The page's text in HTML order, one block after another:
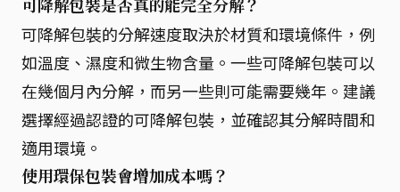
可降解包裝是否真的能完全分解？
可降解包裝的分解速度取決於材質和環境條件，例
如溫度、濕度和微生物含量。一些可降解包裝可以
在幾個月內分解，而另一些則可能需要幾年。建議
選擇經過認證的可降解包裝，並確認其分解時間和
適用環境。
使用環保包裝會增加成本嗎？